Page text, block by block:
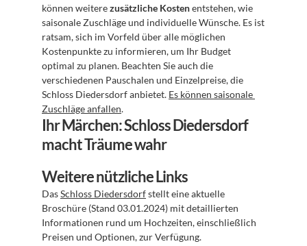
können weitere zusätzliche Kosten entstehen, wie
saisonale Zuschläge und individuelle Wünsche. Es ist
ratsam, sich im Vorfeld über alle möglichen
Kostenpunkte zu informieren, um Ihr Budget
optimal zu planen. Beachten Sie auch die
verschiedenen Pauschalen und Einzelpreise, die
Schloss Diedersdorf anbietet. Es können saisonale
Zuschläge anfallen.
Ihr Märchen: Schloss Diedersdorf
macht Träume wahr
Weitere nützliche Links
Das Schloss Diedersdorf stellt eine aktuelle
Broschüre (Stand 03.01.2024) mit detaillierten
Informationen rund um Hochzeiten, einschließlich
Preisen und Optionen, zur Verfügung.